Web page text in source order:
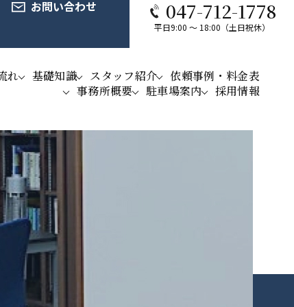
れ 基礎知識 スタッフ紹介
依頼事例・料金表
事務所概要
駐車場案内 採用情報
お問い合わせ 047-712-1778
平日9:00 ～ 18:00（土日祝休）